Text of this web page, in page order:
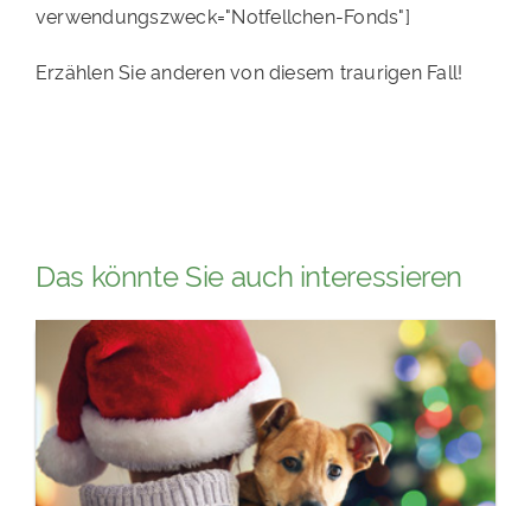
verwendungszweck="Notfellchen-Fonds"]
Erzählen Sie anderen von diesem traurigen Fall!
Das könnte Sie auch interessieren